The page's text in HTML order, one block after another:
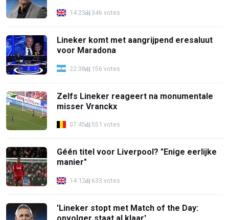
14:23 346 votes
Lineker komt met aangrijpend eresaluut
voor Maradona
22:38 156 votes
Zelfs Lineker reageert na monumentale
misser Vranckx
07:45 551 votes
Géén titel voor Liverpool? "Enige eerlijke
manier"
14:12 633 votes
'Lineker stopt met Match of the Day: